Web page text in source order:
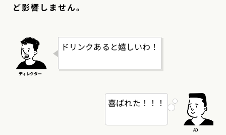
ど影響しません。
ドリンクあると嬉しいわ！
喜ばれた！！！